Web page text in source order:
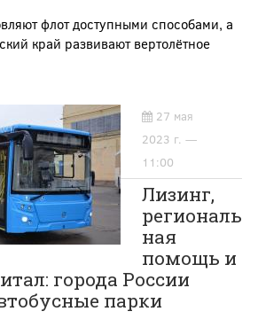
флот доступными способами, а
край развивают вертолётное
27 мая
2023 г. —
11:00
Лизинг,
региональ
ная
помощь и
города России
парки